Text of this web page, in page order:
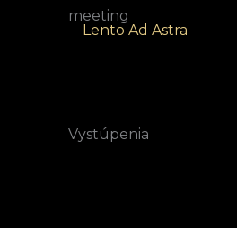
Lento Ad Astra
Vystúpenia